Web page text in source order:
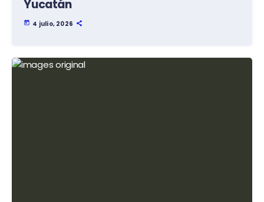
Yucatán
today 4 julio, 2026